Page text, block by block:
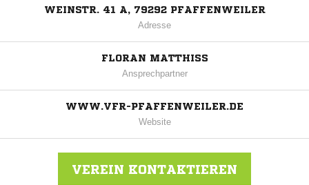
WEINSTR. 41 A, 79292 PFAFFENWEILER
Adresse
FLORAN MATTHISS
Ansprechpartner
WWW.VFR-PFAFFENWEILER.DE
Website
VEREIN KONTAKTIEREN